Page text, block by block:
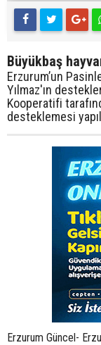
Büyükbaş
Erzurum’un
Yılmaz'ın
Kooperatifi
desteklemesi
Erzurum Güncel-